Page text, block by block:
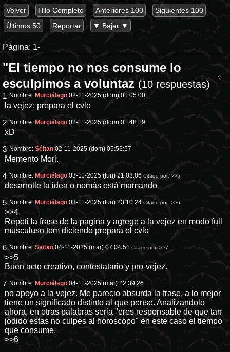
Volver Hilo Completo Anteriores 100
Siguientes 100
Últimos 50
Reportar ▼ Bajar ▼
Página: 1-
"El tiempo no nos consume lo
esculpimos a voluntaz (10 respuestas)
1 Nombre: Murciélago 02-11-2025 (dom) 01:05:00
la vejez: prepara el cvlo
2 Nombre:Murciélago 02-11-2025 (dom) 01:48:19
xD
3 Nombre:Séitan 02-11-2025 (dom) 05:53:57
Memento Mori.
4 Nombre: Murciélago 03-11-2025 (lun) 21:03:06 Citado por:>>5
desarrolle la idea o nomás está mamando
5 Nombre: Murciélago 03-11-2025 (lun) 23:10:24 Citado por:>>6
>>4
Repeti la frase de la pagina y agrege a la vejez en modo full
musculuso tom diciendo prepara el cvlo
6 Nombre:Seitan 04-11-2025 (mar) 07:04:51 Citado por:>>7
>>5
Buen acto creativo, contestatario y pro-vejez.
7 Nombre: Murciélago 04-11-2025 (mar) 22:39:26
no apoyo a la vejez. Me parecio absurda la frase, a lo mejor
tiene un significado distinto al que pense. Analizandolo
ahora, en otras palabras seria "eres responsable de que tan
jodido estas no culpes al horoscopo" en este caso el tiempo
que consume.
>>6